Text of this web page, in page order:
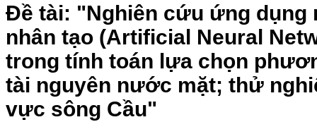
Đề tài: "Nghiên cứu ứng dụng
nhân tạo (Artificial Neural
trong tính toán lựa chọn
tài nguyên nước mặt; thử
vực sông Cầu"